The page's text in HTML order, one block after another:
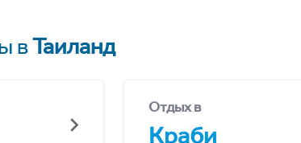
вТаиланд
Отдых в
Краби